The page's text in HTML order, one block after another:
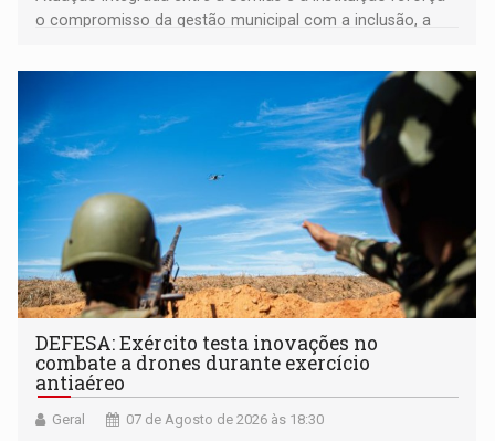
o compromisso da gestão municipal com a inclusão, a
DEFESA: Exército testa inovações no
combate a drones durante exercício
antiaéreo
Geral 07 de Agosto de 2026 às 18:30